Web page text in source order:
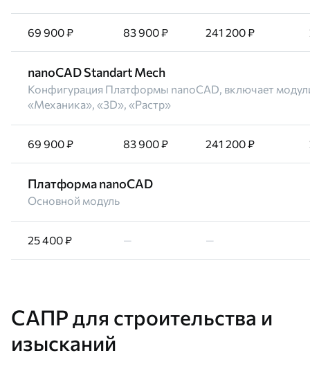
69 900 ₽ 83 900 ₽ 241 200 ₽
nanoCAD Standart Mech
Конфигурация Платформы nanoCAD, включает
«Механика», «3D», «Растр»
69 900 ₽ 83 900 ₽ 241 200 ₽
Платформа nanoCAD
Основной модуль
25 400 ₽ — —
САПР для строительства и
изысканий